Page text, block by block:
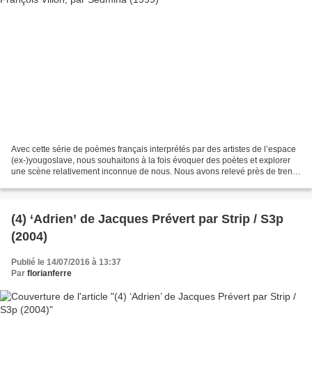
Avec cette série de poèmes français interprétés par des artistes de l’espace
(ex-)yougoslave, nous souhaitons à la fois évoquer des poètes et explorer
une scène relativement inconnue de nous. Nous avons relevé près de trente
(4) ‘Adrien’ de Jacques Prévert par Strip / S3p
(2004)
Publié le 14/07/2016 à 13:37
Par florianferre